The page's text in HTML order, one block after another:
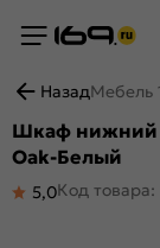
НазадМебель
Шкаф нижний
Oak-Белый
5,0Код